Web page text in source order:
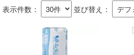
n
t)
e
n
t)
r
e
商品カテゴリから選ぶ
基礎・土台関連
表示件数： 並び替え：